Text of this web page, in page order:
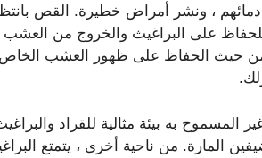
دمائهم ، ونشر أمراض خطيرة. القص
للحفاظ على البراغيث والخروج من
من حيث الحفاظ على ظهور العشب
المسموح به بيئة مثالية للقراد
المارة. من ناحية أخرى ، يتمتع